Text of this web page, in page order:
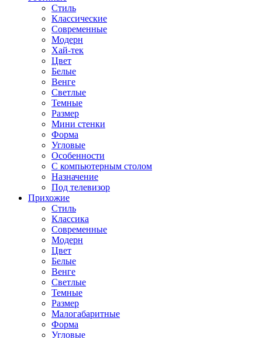
Стиль
Классические
Современные
Модерн
Хай-тек
Цвет
Белые
Венге
Светлые
Темные
Размер
Мини стенки
Форма
Угловые
Особенности
С компьютерным столом
Назначение
Под телевизор
Прихожие
Стиль
Классика
Современные
Модерн
Цвет
Белые
Венге
Светлые
Темные
Размер
Малогабаритные
Форма
Угловые